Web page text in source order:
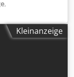
,
2.690
ja
Website,
Kleinanzeige